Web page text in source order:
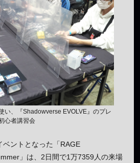
い、『Shadowverse EVOLVE』のプレ
心者講習会
ベントとなった「RAGE
」は、2日間で1万7359人の来場